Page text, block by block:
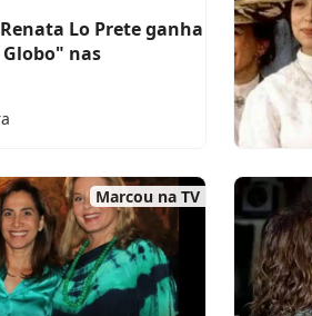
Lo Prete ganha
nas
Marcou na TV